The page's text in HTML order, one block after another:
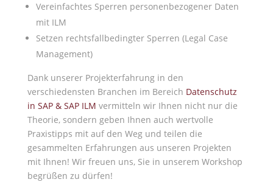
Vereinfachtes Sperren personenbezogener Daten
mit ILM
Setzen rechtsfallbedingter Sperren (Legal Case
Management)
Dank unserer Projekterfahrung in den
verschiedensten Branchen im Bereich Datenschutz
in SAP & SAP ILM vermitteln wir Ihnen nicht nur die
Theorie, sondern geben Ihnen auch wertvolle
Praxistipps mit auf den Weg und teilen die
gesammelten Erfahrungen aus unseren Projekten
mit Ihnen! Wir freuen uns, Sie in unserem Workshop
begrüßen zu dürfen!